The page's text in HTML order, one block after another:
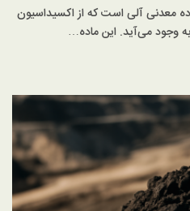
معدنی آلی است که از اکسیداسیون
وجود می‌آید. این ماده…